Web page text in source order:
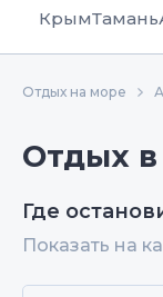
КрымТамань
Отдых на море
Отдых
Где
Показать на